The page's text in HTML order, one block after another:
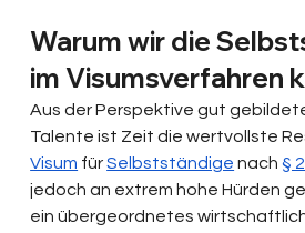
Warum wir die
im Visumsverfahren
Aus der Perspektive gut
Talente ist Zeit die wertvollste
Visum für Selbstständige nach §
jedoch an extrem hohe Hürden
ein übergeordnetes